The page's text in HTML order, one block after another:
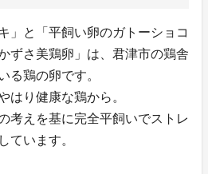
」と「平飼い卵のガトーショコ
ずさ美鶏卵」は、君津市の鶏舎
る鶏の卵です。
はり健康な鶏から。
考えを基に完全平飼いでストレ
ています。